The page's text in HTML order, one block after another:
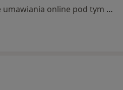
Specjalista nie oferuje umawiania online pod tym adresem.